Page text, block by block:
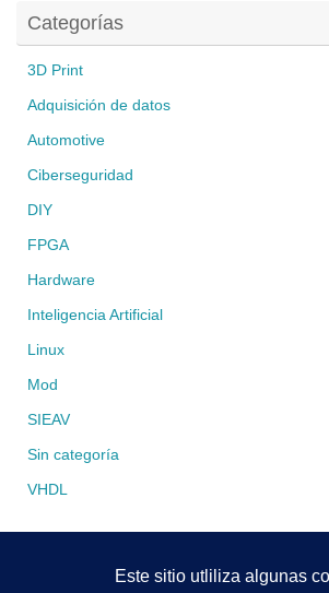
Categorías
3D Print
Adquisición de datos
Automotive
Ciberseguridad
DIY
FPGA
Hardware
Inteligencia Artificial
Linux
Mod
SIEAV
Sin categoría
VHDL